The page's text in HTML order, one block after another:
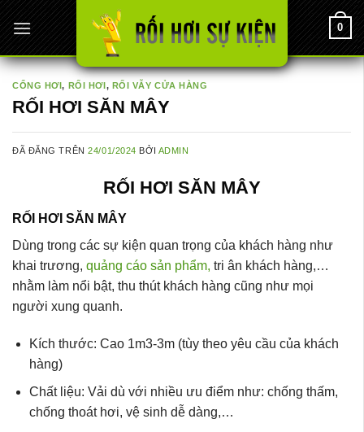
Chuyển
đến
nội
dung
0
CỔNG HƠI, RỐI HƠI, RỐI VẪY CỬA HÀNG
RỐI HƠI SĂN MÂY
ĐÃ ĐĂNG TRÊN24/01/2024 BỞI ADMIN
RỐI HƠI SĂN MÂY
RỐI HƠI SĂN MÂY
Dùng trong các sự kiện quan trọng của khách hàng như
khai trương, quảng cáo sản phẩm, tri ân khách hàng,…
nhằm làm nổi bật, thu thút khách hàng cũng như mọi
người xung quanh.
Kích thước: Cao 1m3-3m (tùy theo yêu cầu của khách
hàng)
Chất liệu: Vải dù với nhiều ưu điểm như: chống thấm,
chống thoát hơi, vệ sinh dễ dàng,…